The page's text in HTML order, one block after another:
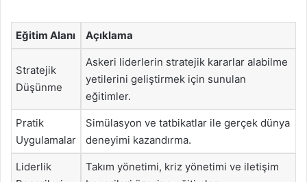
Eğitim Alanı Açıklama
Stratejik
Düşünme
Askeri liderlerin stratejik kararlar alabilme
yetilerini geliştirmek için sunulan
eğitimler.
Pratik
Uygulamalar
Simülasyon ve tatbikatlar ile gerçek dünya
deneyimi kazandırma.
Liderlik
Takım yönetimi, kriz yönetimi ve iletişim